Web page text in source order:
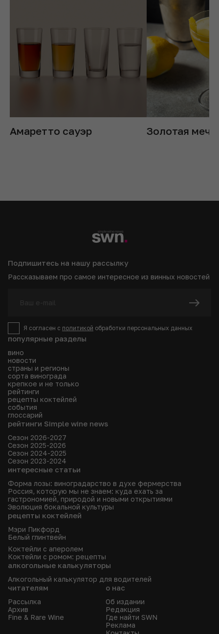
Амаретто сауэр Золотая
популярные разделы
вино
новости
страны и регионы
сорта винограда
крепкое и не только
рейтинги
рецепты коктейлей
события
глоссарий
рейтинги Simple wine news
Сезон 2026-2027
Сезон 2025-2026
Сезон 2024-2025
Сезон 2023-2024
интересные статьи
Форма лозы: виноградарство в духе фермерства
Россия, которую мы не знаем: куда ехать за
гастрономией, природой и новыми открытиями
Эволюция бокальной культуры
рецепты коктейлей
Мэри Пикфорд
Белый глинтвейн
Коктейли с аперолем
Коктейли с ромом: рецепты
алкогольные калькуляторы
Алкогольный калькулятор для водителей
читателям
Рассылка
Архив
Fine & Rare Wine
о нас
Об издании
Редакция
Где найти SWN
Реклама
Подпишитесь на нашу рассылку
Рассказываем про самое интересное из винных новостей
Я согласен с политикой обработки персональных данных